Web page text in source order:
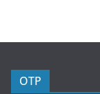
OTP